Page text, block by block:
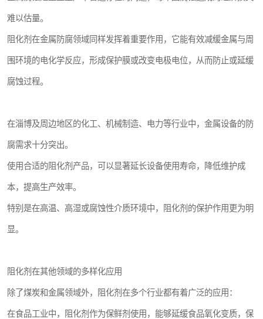
难以估量。
阻化剂在金属防腐领域同样发挥着重要作用，它能有效减缓金属与周
围环境的电化学反应，形成保护膜或改变电极电位，从而防止或延缓
腐蚀过程。
在淄博及周边地区的化工、机械制造、电力等行业中，金属设备的防
腐需求十分突出。
使用合适的阻化剂产品，可以显著延长设备使用寿命，降低维护成
本，提高生产效率。
特别是在高温、高湿或腐蚀性介质环境中，阻化剂的保护作用更为明
显。
阻化剂在其他领域的多样化应用
除了煤炭和金属领域外，阻化剂在多个行业都有着广泛的应用：
在食品工业中，阻化剂作为保鲜剂使用，能够延缓食品氧化变质，保